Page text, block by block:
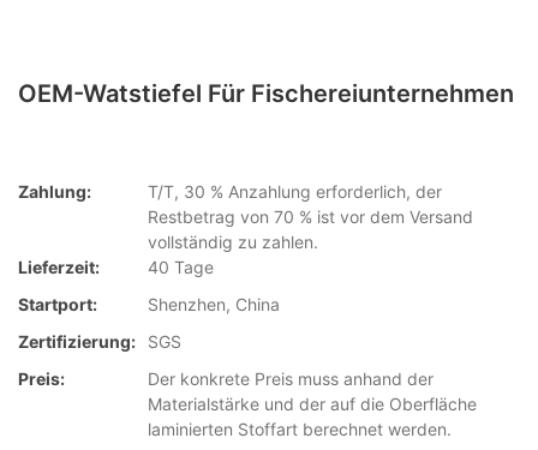
OEM-Watstiefel Für Fischereiunternehmen
Zahlung:
T/T, 30 % Anzahlung erforderlich, der
Restbetrag von 70 % ist vor dem Versand
vollständig zu zahlen.
Lieferzeit:
40 Tage
Startport:
Shenzhen, China
Zertifizierung:
SGS
Preis:
Der konkrete Preis muss anhand der
Materialstärke und der auf die Oberfläche
laminierten Stoffart berechnet werden.